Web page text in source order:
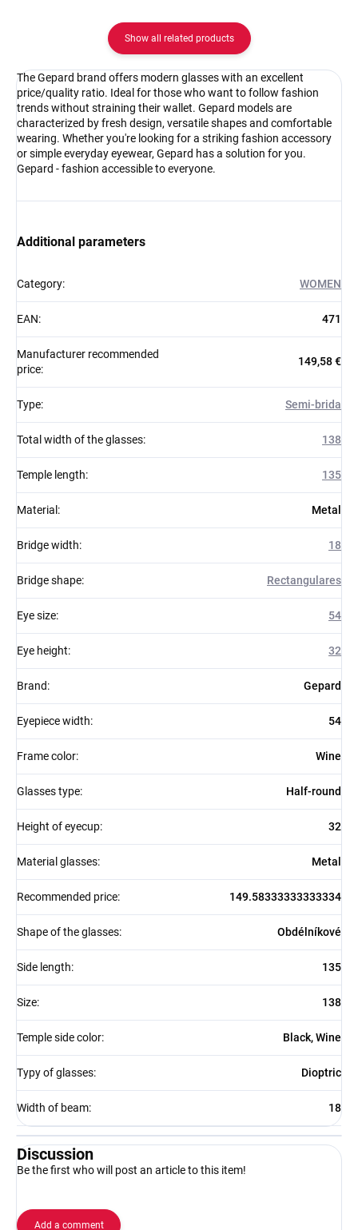
Show all related products
The Gepard brand offers modern glasses with an excellent
price/quality ratio. Ideal for those who want to follow fashion
trends without straining their wallet. Gepard models are
characterized by fresh design, versatile shapes and comfortable
wearing. Whether you're looking for a striking fashion accessory
or simple everyday eyewear, Gepard has a solution for you.
Gepard - fashion accessible to everyone.
Additional parameters
Category: WOMEN
EAN: 471
Manufacturer recommended
price:
149,58 €
Type: Semi-brida
Total width of the glasses: 138
Temple length: 135
Material : Metal
Bridge width: 18
Bridge shape: Rectangulares
Eye size: 54
Eye height: 32
Brand: Gepard
Eyepiece width: 54
Frame color: Wine
Glasses type: Half-round
Height of eyecup: 32
Material glasses: Metal
Recommended price: 149.58333333333334
Shape of the glasses: Obdélníkové
Side length: 135
Size: 138
Temple side color: Black, Wine
Typy of glasses: Dioptric
Width of beam: 18
Discussion
Be the first who will post an article to this item!
Add a comment